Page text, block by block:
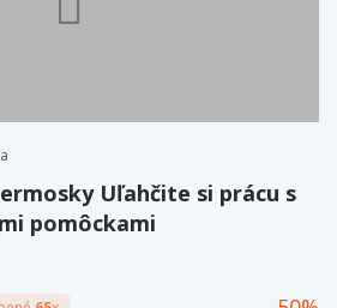
Uľahčite si prácu s
pomôckami